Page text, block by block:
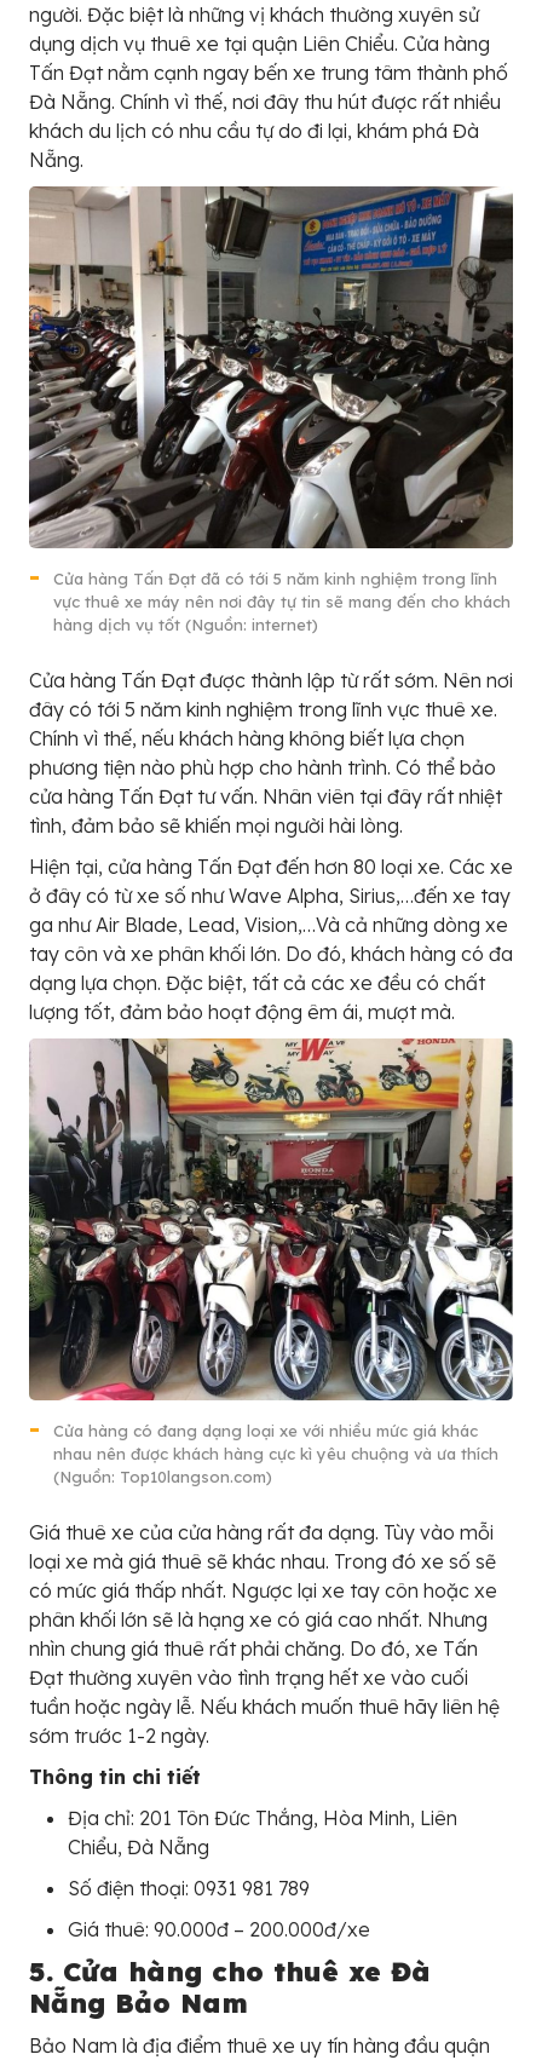
người. Đặc biệt là những vị khách thường xuyên sử
dụng dịch vụ thuê xe tại quận Liên Chiểu. Cửa hàng
Tấn Đạt nằm cạnh ngay bến xe trung tâm thành phố
Đà Nẵng. Chính vì thế, nơi đây thu hút được rất nhiều
khách du lịch có nhu cầu tự do đi lại, khám phá Đà
Nẵng.
Cửa hàng Tấn Đạt đã có tới 5 năm kinh nghiệm trong lĩnh
vực thuê xe máy nên nơi đây tự tin sẽ mang đến cho khách
hàng dịch vụ tốt (Nguồn: internet)
Cửa hàng Tấn Đạt được thành lập từ rất sớm. Nên nơi
đây có tới 5 năm kinh nghiệm trong lĩnh vực thuê xe.
Chính vì thế, nếu khách hàng không biết lựa chọn
phương tiện nào phù hợp cho hành trình. Có thể bảo
cửa hàng Tấn Đạt tư vấn. Nhân viên tại đây rất nhiệt
tình, đảm bảo sẽ khiến mọi người hài lòng.
Hiện tại, cửa hàng Tấn Đạt đến hơn 80 loại xe. Các xe
ở đây có từ xe số như Wave Alpha, Sirius,…đến xe tay
ga như Air Blade, Lead, Vision,…Và cả những dòng xe
tay côn và xe phân khối lớn. Do đó, khách hàng có đa
dạng lựa chọn. Đặc biệt, tất cả các xe đều có chất
lượng tốt, đảm bảo hoạt động êm ái, mượt mà.
Cửa hàng có đang dạng loại xe với nhiều mức giá khác
nhau nên được khách hàng cực kì yêu chuộng và ưa thích
(Nguồn: Top10langson.com)
Giá thuê xe của cửa hàng rất đa dạng. Tùy vào mỗi
loại xe mà giá thuê sẽ khác nhau. Trong đó xe số sẽ
có mức giá thấp nhất. Ngược lại xe tay côn hoặc xe
phân khối lớn sẽ là hạng xe có giá cao nhất. Nhưng
nhìn chung giá thuê rất phải chăng. Do đó, xe Tấn
Đạt thường xuyên vào tình trạng hết xe vào cuối
tuần hoặc ngày lễ. Nếu khách muốn thuê hãy liên hệ
sớm trước 1-2 ngày.
Thông tin chi tiết
Địa chỉ: 201 Tôn Đức Thắng, Hòa Minh, Liên
Chiểu, Đà Nẵng
Số điện thoại: 0931 981 789
Giá thuê: 90.000đ – 200.000đ/xe
5. Cửa hàng cho thuê xe Đà
Nẵng Bảo Nam
Bảo Nam là địa điểm thuê xe uy tín hàng đầu quận